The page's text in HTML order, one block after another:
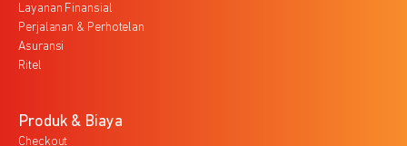
Layanan Finansial
Perjalanan & Perhotelan
Asuransi
Ritel
Produk & Biaya
Checkout